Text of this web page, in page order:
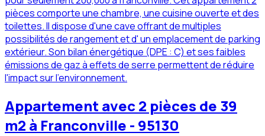
pièces comporte une chambre, une cuisine ouverte et des
toilettes. Il dispose d'une cave offrant de multiples
possibilités de rangement et d' un emplacement de parking
extérieur. Son bilan énergétique (DPE : C) et ses faibles
émissions de gaz à effets de serre permettent de réduire
l'impact sur l'environnement.
Appartement avec 2 pièces de 39
m2 à Franconville - 95130